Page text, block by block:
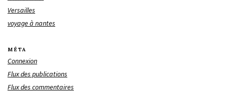
Versailles
voyage à nantes
MÉTA
Connexion
Flux des publications
Flux des commentaires